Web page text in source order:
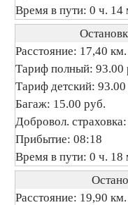
Время в пути: 0 ч. 14
Расстояние: 17,40 км.
Тариф полный: 93.00
Тариф детский: 93.00
Багаж: 15.00 руб.
Добровол.
Прибытие: 08:18
Время в пути: 0 ч. 18
Расстояние: 19,90 км.